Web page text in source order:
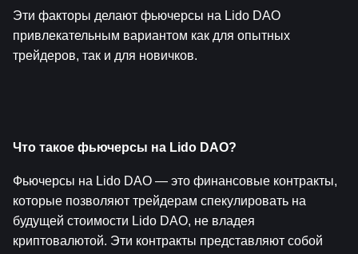
Эти факторы делают фьючерсы на Lido DAO
привлекательным вариантом как для опытных
трейдеров, так и для новичков.
Что такое фьючерсы на Lido DAO?
Фьючерсы на Lido DAO — это финансовые контракты,
которые позволяют трейдерам спекулировать на
будущей стоимости Lido DAO, не владея
криптовалютой. Эти контракты представляют собой